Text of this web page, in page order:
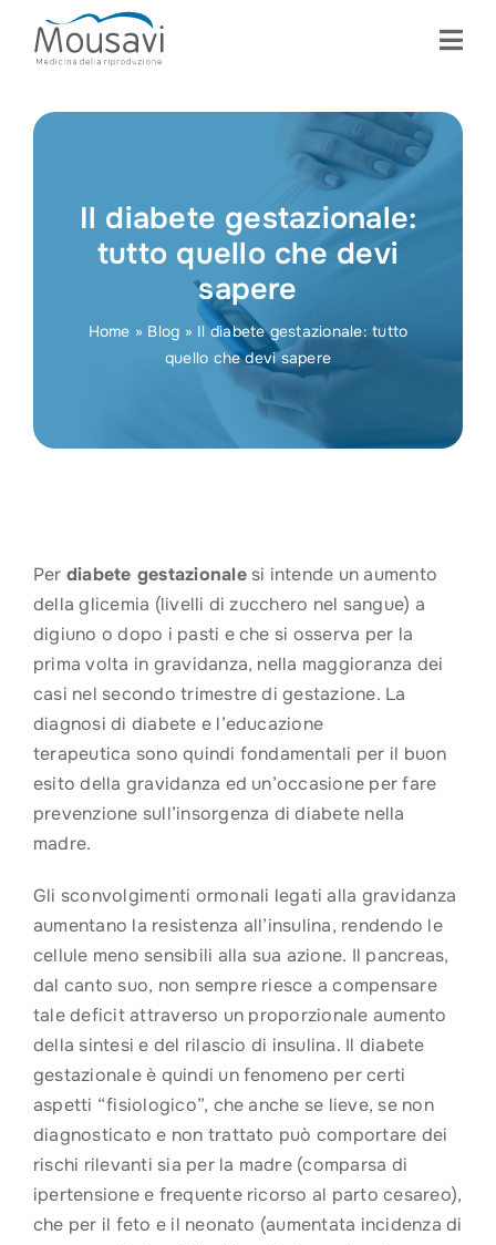
Il diabete gestazionale:
tutto quello che devi
sapere
Home » Blog » Il diabete gestazionale: tutto
quello che devi sapere
Per diabete gestazionalesi intende un aumento
della glicemia (livelli di zucchero nel sangue) a
digiuno o dopo i pasti e che si osserva per la
prima volta in gravidanza, nella maggioranza dei
casi nel secondo trimestre di gestazione. La
diagnosi di diabete e l’educazione
terapeutica sono quindi fondamentali per il buon
esito della gravidanza ed un’occasione per fare
prevenzione sull’insorgenza di diabete nella
madre.
Gli sconvolgimenti ormonali legati alla gravidanza
aumentano la resistenza all’insulina, rendendo le
cellule meno sensibili alla sua azione. Il pancreas,
dal canto suo, non sempre riesce a compensare
tale deficit attraverso un proporzionale aumento
della sintesi e del rilascio di insulina. Il diabete
gestazionale è quindi un fenomeno per certi
aspetti “fisiologico”, che anche se lieve, se non
diagnosticato e non trattato può comportare dei
rischi rilevanti sia per la madre (comparsa di
ipertensione e frequente ricorso al parto cesareo),
che per il feto e il neonato (aumentata incidenza di